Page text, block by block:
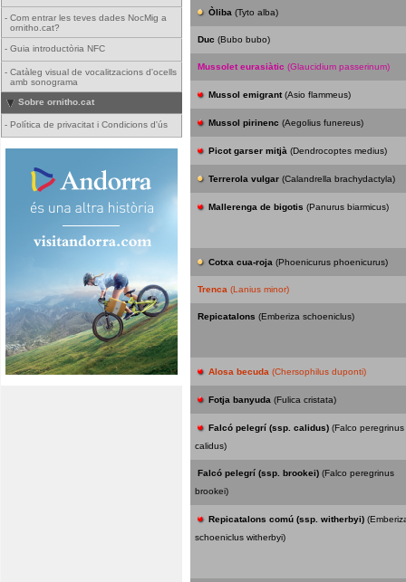
- Com entrar les teves dades NocMig a
ornitho.cat?
- Guia introductòria NFC
- Catàleg visual de vocalitzacions d'ocells
amb sonograma
Sobre ornitho.cat
- Política de privacitat i Condicions d'ús
Òliba (Tyto alba)
Duc (Bubo bubo)
Mussolet eurasiàtic (Glaucidium passerinum)
Mussol emigrant (Asio flammeus)
Mussol pirinenc (Aegolius funereus)
Picot garser mitjà (Dendrocoptes medius)
Terrerola vulgar (Calandrella brachydactyla)
Mallerenga de bigotis (Panurus biarmicus)
Cotxa cua-roja (Phoenicurus phoenicurus)
Trenca (Lanius minor)
Repicatalons (Emberiza schoeniclus)
Alosa becuda (Chersophilus duponti)
Fotja banyuda (Fulica cristata)
Falcó pelegrí (ssp. calidus) (Falco peregrinus
calidus)
Falcó pelegrí (ssp. brookei) (Falco peregrinus
brookei)
Repicatalons comú (ssp. witherbyi)
schoeniclus witherbyi)